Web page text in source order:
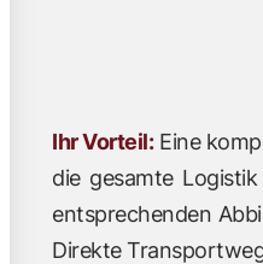
Ihr Vorteil:Eine
die gesamte
entsprechenden
Direkte